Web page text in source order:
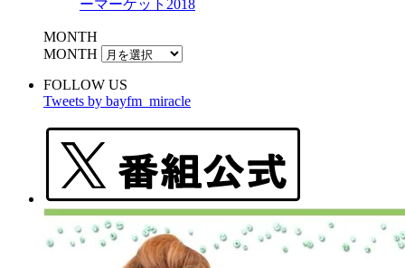
ーマーケット2018
MONTH
MONTH
FOLLOW US
Tweets by bayfm_miracle